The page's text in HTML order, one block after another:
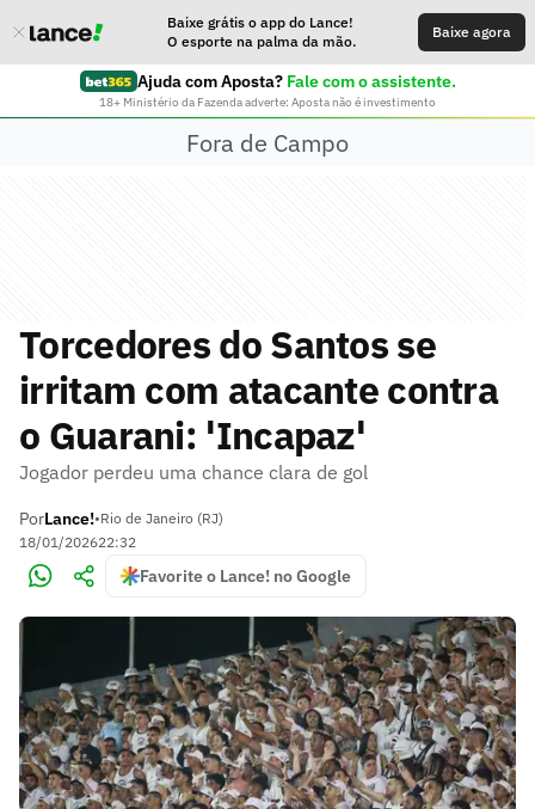
Baixe grátis o app do Lance!
O esporte na palma da mão.
Baixe agora
Ajuda com Aposta? Fale com o assistente.
18+ Ministério da Fazenda adverte: Aposta não é investimento
Fora de Campo
Torcedores do Santos se
irritam com atacante contra
o Guarani: 'Incapaz'
Jogador perdeu uma chance clara de gol
PorLance!•Rio de Janeiro (RJ)
18/01/202622:32
Favorite o Lance! no Google